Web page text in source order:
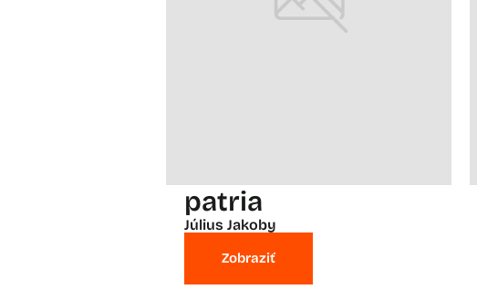
patria
Július Jakoby
Zobraziť